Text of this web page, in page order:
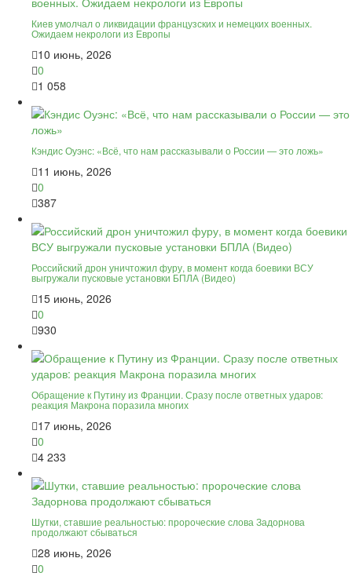
Киев умолчал о ликвидации французских и немецких военных.
Ожидаем некрологи из Европы
10 июнь, 2026
0
1 058
Кэндис Оуэнс: «Всё, что нам рассказывали о России — это ложь»
11 июнь, 2026
0
387
Российский дрон уничтожил фуру, в момент когда боевики ВСУ
выгружали пусковые установки БПЛА (Видео)
15 июнь, 2026
0
930
Обращение к Путину из Франции. Сразу после ответных ударов:
реакция Макрона поразила многих
17 июнь, 2026
0
4 233
Шутки, ставшие реальностью: пророческие слова Задорнова
продолжают сбываться
28 июнь, 2026
0